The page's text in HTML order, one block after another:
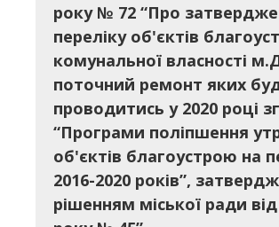
року № 72 “Про
переліку об'єктів
комунальної власності
поточний ремонт яких
проводитись у 2020 році
“Програми поліпшення
об'єктів благоустрою на
2016-2020 років”,
рішенням міської ради від